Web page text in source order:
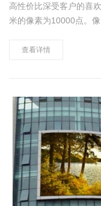
高性价比深受客户的喜
米的像素为10000点。
参数。 像素点间距 1……
查看详情